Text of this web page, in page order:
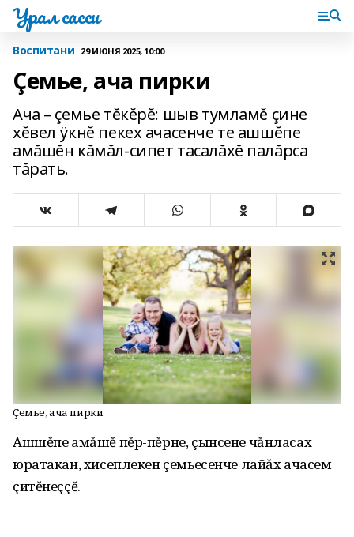
Урал сасси
Воспитани 29 ИЮНЯ 2025, 10:00
Çемье, ача пирки
Ача – çемье тĕкĕрĕ: шыв тумламĕ çине
хĕвел ÿкнĕ пекех ачасенче те ашшĕпе
амăшĕн кăмăл-сипет тасалăхĕ палăрса
тăрать.
Çемье, ача пирки
Ашшĕпе амăшĕ пĕр-пĕрне, çынсене чăнласах
юратакан, хисеплекен çемьесенче лайăх ачасем
çитĕнеççĕ.